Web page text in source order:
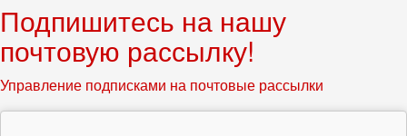
Подпишитесь на нашу
почтовую рассылку!
Управление подписками на почтовые рассылки